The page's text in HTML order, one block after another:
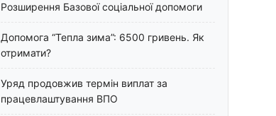
Розширення Базової соціальної допомоги
Допомога “Тепла зима”: 6500 гривень. Як
отримати?
Уряд продовжив термін виплат за
працевлаштування ВПО